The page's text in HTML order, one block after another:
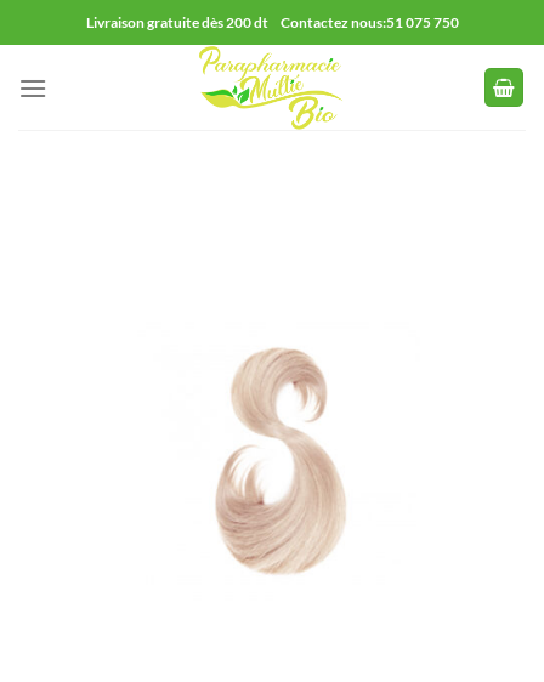
au
contenu
Livraison gratuite dès 200 dt Contactez nous:51 075 750